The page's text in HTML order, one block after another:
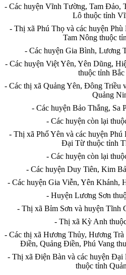
- Các huyện Vĩnh Tường, Tam Đảo,
Lô thuộc tỉnh
- Thị xã Phú Thọ và các huyện
Tam Nông thuộc
- Các huyện Gia Bình, Lương
- Các huyện Việt Yên, Yên Dũng,
thuộc tỉnh Bắc
- Các thị xã Quảng Yên, Đông Triều
Quảng
- Các huyện Bảo Thắng, Sa
- Các huyện còn lại
- Thị xã Phổ Yên và các huyện
Đại Từ thuộc tỉnh
- Các huyện còn lại thu
- Các huyện Duy Tiên, Kim
- Các huyện Gia Viễn, Yên Khánh,
- Huyện Lương Sơn
- Thị xã Bỉm Sơn và huyện Tĩnh
- Thị xã Kỳ Anh
- Các thị xã Hương Thủy, Hương Trà
Điền, Quảng Điền, Phú Vang
- Thị xã Điện Bàn và các huyện
thuộc tỉnh